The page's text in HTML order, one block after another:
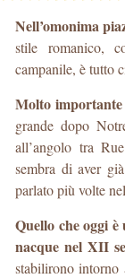
Nell’omonima
stile romanico,
campanile, è tutto
Molto importante
grande dopo
all’angolo tra
sembra di aver
parlato più volte
Quello che oggi
nacque nel XII
stabilirono intorno